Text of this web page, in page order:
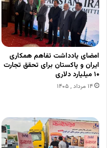
امضای یادداشت تفاهم همکاری
ایران و پاکستان برای تحقق تجارت
۱۰ میلیارد دلاری
۱۴ مرداد , ۱۴۰۵